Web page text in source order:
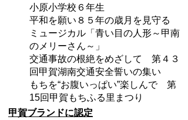
小原小学校６年生
平和を願い８５年の歳月を見守る
ミュージカル「青い目の人形～甲南
のメリーさん～」
交通事故の根絶をめざして 第４３
回甲賀湖南交通安全誓いの集い
もちを“お腹いっぱい”楽しんで 第
15回甲賀もちふる里まつり
甲賀ブランドに認定